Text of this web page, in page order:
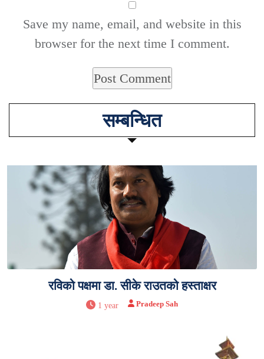
Save my name, email, and website in this
browser for the next time I comment.
सम्बन्धित
रविको पक्षमा डा. सीके राउतको हस्ताक्षर
1 year Pradeep Sah